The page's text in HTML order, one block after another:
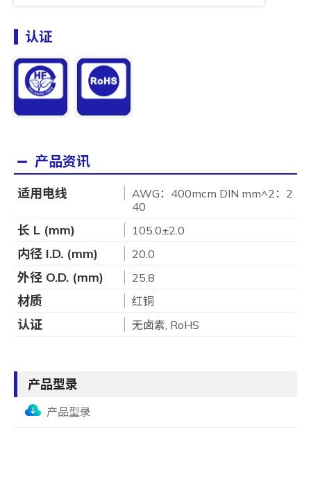
认证
产品资讯
适用电线
AWG：400mcm DIN mm^2：2
40
长 L (mm) 105.0±2.0
内径 I.D. (mm) 20.0
外径 O.D. (mm) 25.8
材质 红铜
认证 无卤素, RoHS
产品型录
产品型录